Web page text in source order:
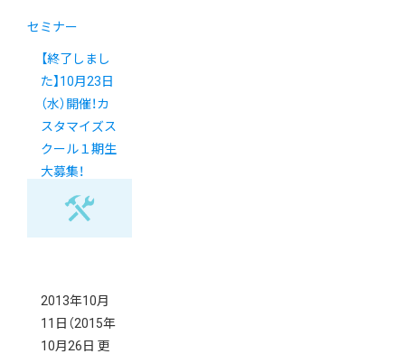
セミナー
【終了しまし
た】10月23日
（水）開催！カ
スタマイズス
クール１期生
大募集！
2013年10月
11日 （2015年
10月26日 更